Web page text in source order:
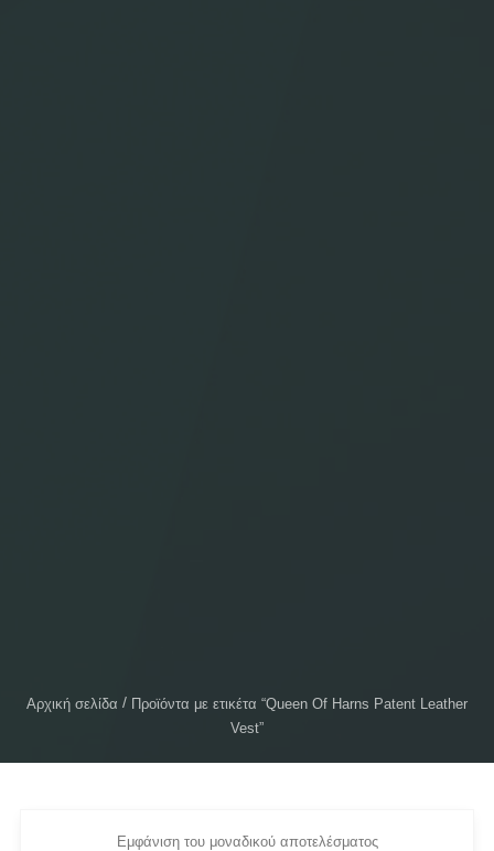
Αρχική σελίδα
Προϊόντα με ετικέτα “Queen Of Harns Patent Leather
Vest”
Εμφάνιση του μοναδικού αποτελέσματος